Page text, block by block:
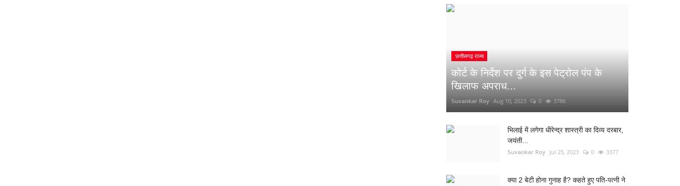
छत्तीसगढ़ राज्य
कोर्ट के निर्देश पर दुर्ग के इस पेट्रोल पंप के
खिलाफ अपराध...
Suvankar Roy Aug 10, 2023 0 3786
भिलाई में लगेगा धीरेन्द्र शास्त्री का दिव्य दरबार,
जयंती...
Suvankar Roy Jul 25, 2023 0 3377
क्या 2 बेटी होना गुनाह है? कहते हुए पति-पत्नी ने